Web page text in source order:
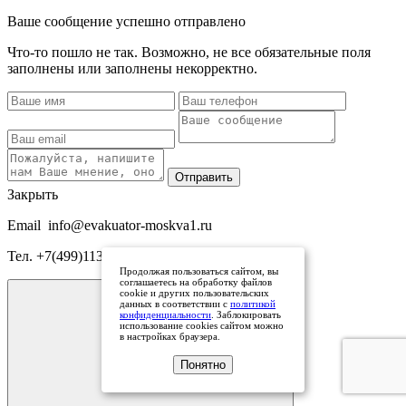
Ваше сообщение успешно отправлено
Что-то пошло не так. Возможно, не все обязательные поля
заполнены или заполнены некорректно.
Отправить
Закрыть
Email info@evakuator-moskva1.ru
Тел. +7(499)113-63-48
Продолжая пользоваться сайтом, вы
соглашаетесь на обработку файлов
cookie и других пользовательских
данных в соответствии с политикой
конфиденциальности . Заблокировать
использование cookies сайтом можно
в настройках браузера.
Понятно